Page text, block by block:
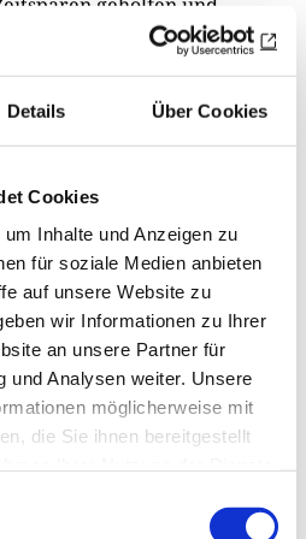
Details Über Cookies
Cookies
Inhalte und Anzeigen zu
für soziale Medien anbieten
auf unsere Website zu
wir Informationen zu Ihrer
an unsere Partner für
und Analysen weiter. Unsere
möglicherweise mit
die Sie ihnen bereitgestellt
der USA kreiert.
Burger ebenso wenig
wie Pizza italienisch.
drängelten sich
in die erste McDonald’s-
bald setzte ein regionaler
auf die
Lieblingsspeise der
Im Trend liegt
Entamerikanisierung,
wie Hans im
die Superiorität seiner